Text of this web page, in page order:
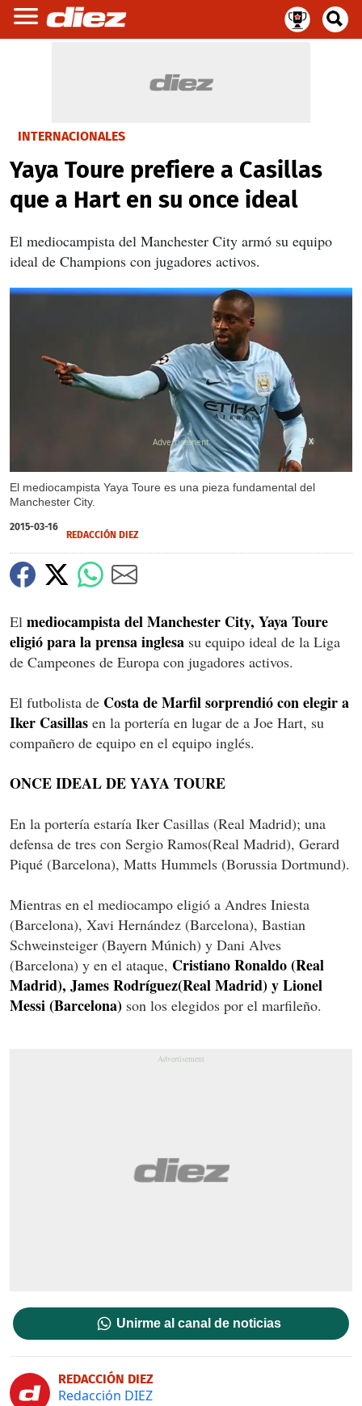
INTERNACIONALES
Yaya Toure prefiere a Casillas
que a Hart en su once ideal
El mediocampista del Manchester City armó su equipo
ideal de Champions con jugadores activos.
El mediocampista Yaya Toure es una pieza fundamental del
Manchester City.
X
2015-03-16
REDACCIÓN DIEZ
El mediocampista del Manchester City, Yaya Toure
eligió para la prensa inglesa su equipo ideal de la Liga
de Campeones de Europa con jugadores activos.
El futbolista de Costa de Marfil sorprendió con elegir a
Iker Casillas en la portería en lugar de a Joe Hart, su
compañero de equipo en el equipo inglés.
ONCE IDEAL DE YAYA TOURE
En la portería estaría Iker Casillas (Real Madrid); una
defensa de tres con Sergio Ramos(Real Madrid), Gerard
Piqué (Barcelona), Matts Hummels (Borussia Dortmund).
Mientras en el mediocampo eligió a Andres Iniesta
(Barcelona), Xavi Hernández (Barcelona), Bastian
Schweinsteiger (Bayern Múnich) y Dani Alves
(Barcelona) y en el ataque, Cristiano Ronaldo (Real
Madrid), James Rodríguez(Real Madrid) y Lionel
Messi (Barcelona) son los elegidos por el marfileño.
Unirme al canal de noticias
REDACCIÓN DIEZ
Redacción DIEZ